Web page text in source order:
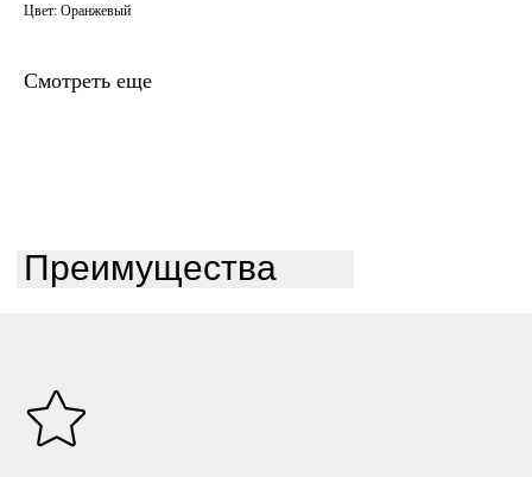
Цвет: Оранжевый
Смотреть еще
Преимущества